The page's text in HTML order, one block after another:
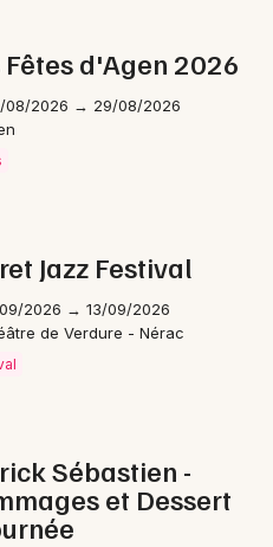
Fêtes d'Agen 2026
08/2026 → 29/08/2026
Jazz Festival
09/2026 → 13/09/2026
de Verdure - Nérac
Sébastien -
et Dessert